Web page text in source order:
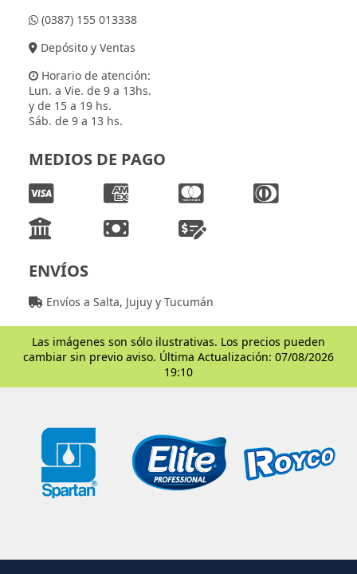
(0387) 155 013338
Depósito y Ventas
Horario de atención:
Lun. a Vie. de 9 a 13hs.
y de 15 a 19 hs.
Sáb. de 9 a 13 hs.
MEDIOS DE PAGO
ENVÍOS
Envíos a Salta, Jujuy y Tucumán
Las imágenes son sólo ilustrativas. Los precios pueden
cambiar sin previo aviso. Última Actualización: 07/08/2026
19:10